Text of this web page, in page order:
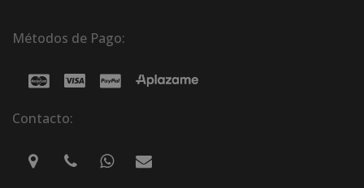
Métodos de Pago:
Contacto: